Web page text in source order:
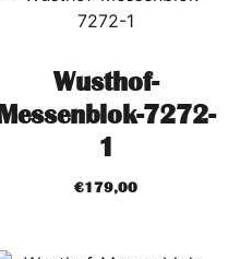
Wusthof-
Messenblok-7272-
1
€179,00